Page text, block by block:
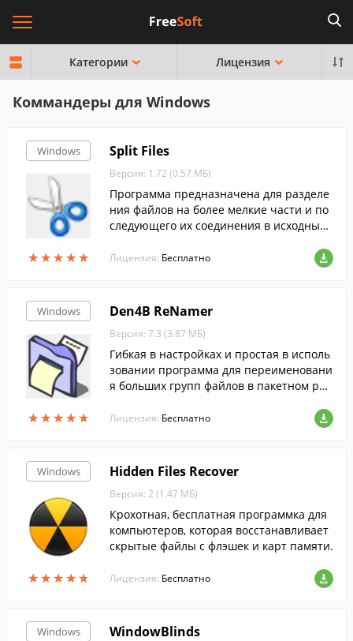
Категории Лицензия
Коммандеры для Windows
Windows
★★★★★
★★★★★
Split Files
Версия: 1.72 (0.57 МБ)
Программа предназначена для разделе
ния файлов на более мелкие части и по
следующего их соединения в исходный
и загрузке файлов на сервер, который о
раничивает объем принимаемых файло
Лицензия: Бесплатно
Windows
★★★★★
★★★★★
Den4B ReNamer
Версия: 7.3 (3.87 МБ)
Гибкая в настройках и простая в исполь
зовании программа для переименовани
я больших групп файлов в пакетном реж
Лицензия: Бесплатно
Windows
★★★★★
★★★★★
Hidden Files Recover
Версия: 2 (1.47 МБ)
Крохотная, бесплатная программка для
компьютеров, которая восстанавливает
скрытые файлы с флэшек и карт памяти.
Лицензия: Бесплатно
Windows WindowBlinds